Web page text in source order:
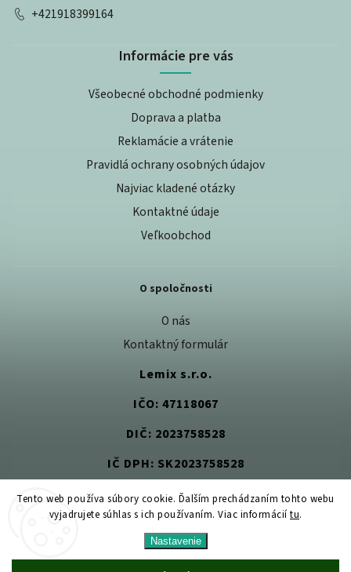
Tento web používa súbory cookie. Ďalším prechádzaním tohto webu
vyjadrujete súhlas s ich používaním. Viac informáciítu.
Nastavenie
+421918399164
Informácie pre vás
Všeobecné obchodné podmienky
Doprava a platba
Reklamácie a vrátenie
Pravidlá ochrany osobných údajov
Najviac kladené otázky
Kontaktné údaje
Veľkoobchod
O spoločnosti
O nás
Kontaktný formulár
Lemix s.r.o.
IČO: 47118067
DIČ: 2023758528
IČ DPH: SK2023758528
Jedlom k zdraviu. Všetky práva vyhradené.
Upraviť nastavenie cookies